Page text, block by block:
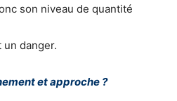
son niveau de quantité
danger.
et approche ?